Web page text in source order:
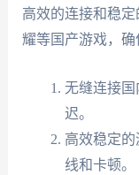
高效的连接和稳
耀等国产游戏，确
无缝连接
迟。
高效稳定
线和卡顿。